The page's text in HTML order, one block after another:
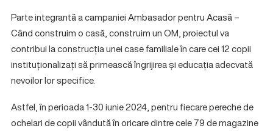
Parte integrantă a campaniei Ambasador pentru Acasă –
Când construim o casă, construim un OM, proiectul va
contribui la construcția unei case familiale în care cei 12 copii
instituționalizați să primească îngrijirea și educația adecvată
nevoilor lor specifice.
Astfel, în perioada 1-30 iunie 2024, pentru fiecare pereche de
ochelari de copii vândută în oricare dintre cele 79 de magazine